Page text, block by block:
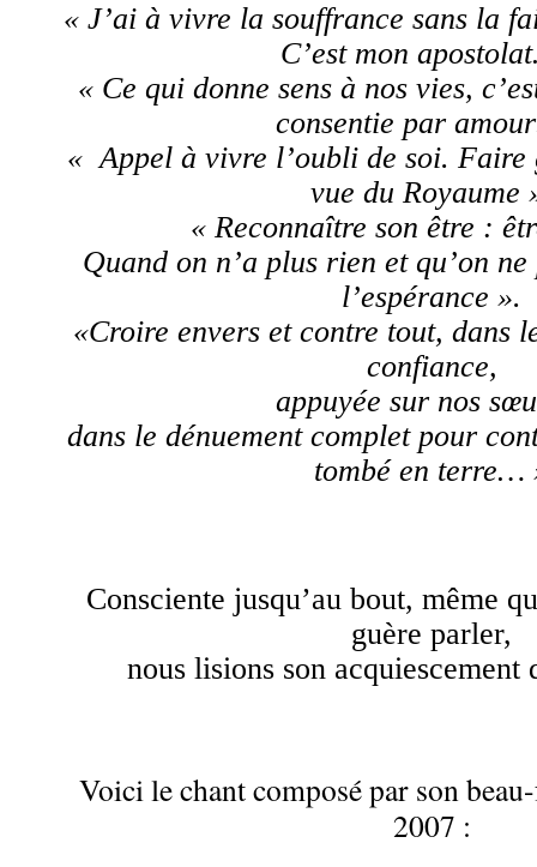
« J’ai à vivre la souffrance sans la
C’est mon
« Ce qui donne sens à nos vies,
consentie par
« Appel à vivre l’oubli de soi. Faire
vue du Royaume
« Reconnaître son être :
Quand on n’a plus rien et qu’on
l’espérance ».
«Croire envers et contre tout, dans
confiance,
appuyée sur nos
dans le dénuement complet pour
tombé en terre…
Consciente jusqu’au bout, même
guère parler,
nous lisions son acquiescement
Voici le chant composé par son
2007 :